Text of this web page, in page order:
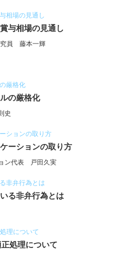
与相場の見通し
員 藤本一輝
の厳格化
史
ーションの取り方
ン代表 戸田久実
る非弁行為とは
処理について